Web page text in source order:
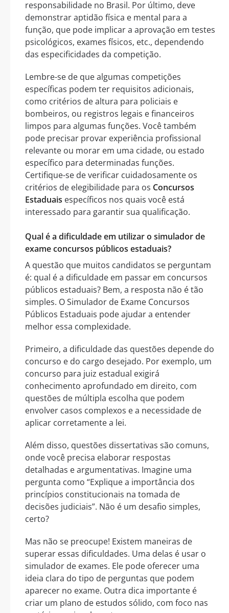
responsabilidade no Brasil. Por último, deve
demonstrar aptidão física e mental para a
função, que pode implicar a aprovação em testes
psicológicos, exames físicos, etc., dependendo
das especificidades da competição.
Lembre-se de que algumas competições
específicas podem ter requisitos adicionais,
como critérios de altura para policiais e
bombeiros, ou registros legais e financeiros
limpos para algumas funções. Você também
pode precisar provar experiência profissional
relevante ou morar em uma cidade, ou estado
específico para determinadas funções.
Certifique-se de verificar cuidadosamente os
critérios de elegibilidade para os Concursos
Estaduais específicos nos quais você está
interessado para garantir sua qualificação.
Qual é a dificuldade em utilizar o simulador de
exame concursos públicos estaduais?
A questão que muitos candidatos se perguntam
é: qual é a dificuldade em passar em concursos
públicos estaduais? Bem, a resposta não é tão
simples. O Simulador de Exame Concursos
Públicos Estaduais pode ajudar a entender
melhor essa complexidade.
Primeiro, a dificuldade das questões depende do
concurso e do cargo desejado. Por exemplo, um
concurso para juiz estadual exigirá
conhecimento aprofundado em direito, com
questões de múltipla escolha que podem
envolver casos complexos e a necessidade de
aplicar corretamente a lei.
Além disso, questões dissertativas são comuns,
onde você precisa elaborar respostas
detalhadas e argumentativas. Imagine uma
pergunta como “Explique a importância dos
princípios constitucionais na tomada de
decisões judiciais”. Não é um desafio simples,
certo?
Mas não se preocupe! Existem maneiras de
superar essas dificuldades. Uma delas é usar o
simulador de exames. Ele pode oferecer uma
ideia clara do tipo de perguntas que podem
aparecer no exame. Outra dica importante é
criar um plano de estudos sólido, com foco nas